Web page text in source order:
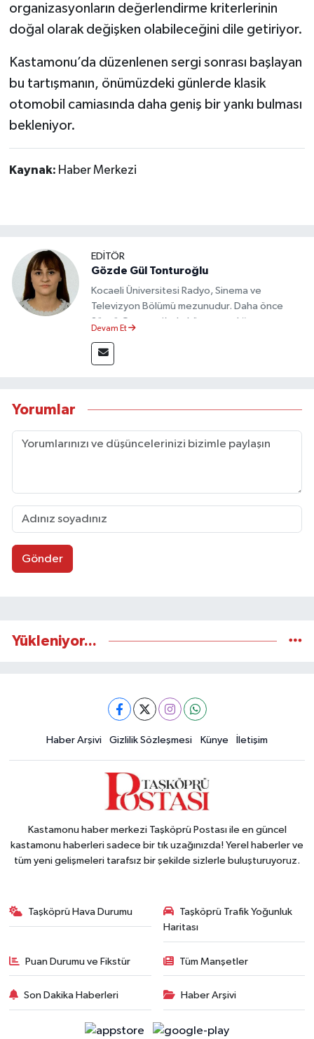
organizasyonların değerlendirme kriterlerinin
doğal olarak değişken olabileceğini dile getiriyor.
Kastamonu’da düzenlenen sergi sonrası başlayan
bu tartışmanın, önümüzdeki günlerde klasik
otomobil camiasında daha geniş bir yankı bulması
bekleniyor.
Kaynak: Haber Merkezi
EDİTÖR
Gözde Gül Tonturoğlu
Kocaeli Üniversitesi Radyo, Sinema ve
Televizyon Bölümü mezunudur. Daha önce
Sözcü Gazetesi’nde köşe yazarlığı yapmış ve
Devam Et
Yorumlar
Gönder
Yükleniyor...
Haber Arşivi Gizlilik Sözleşmesi Künye İletişim
Kastamonu haber merkezi Taşköprü Postası ile en güncel
kastamonu haberleri sadece bir tık uzağınızda! Yerel haberler ve
tüm yeni gelişmeleri tarafsız bir şekilde sizlerle buluşturuyoruz.
Taşköprü Hava Durumu
Taşköprü Trafik Yoğunluk
Haritası
Puan Durumu ve Fikstür Tüm Manşetler
Son Dakika Haberleri Haber Arşivi